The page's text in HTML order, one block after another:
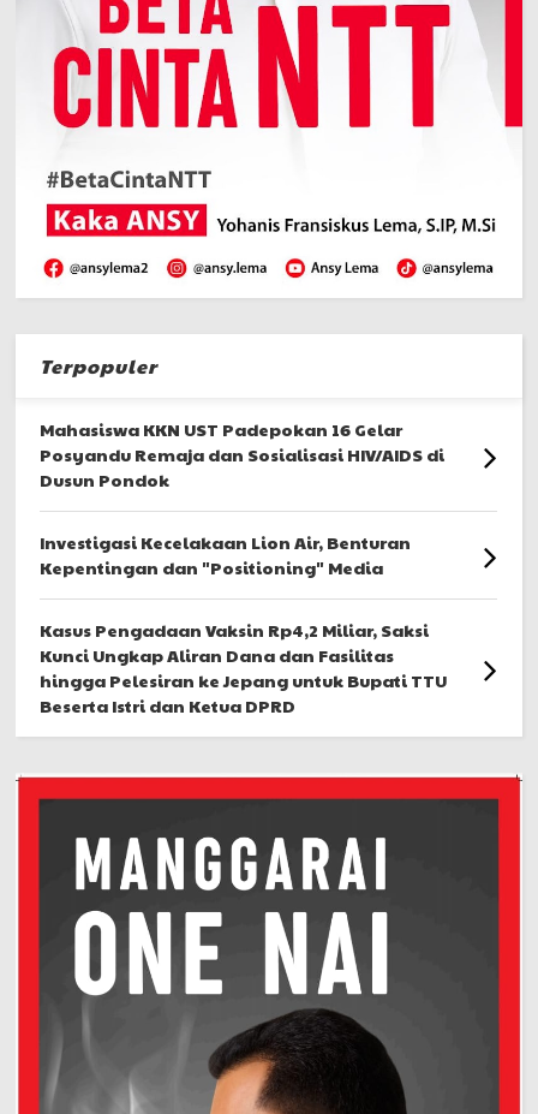
Terpopuler
Mahasiswa KKN UST Padepokan 16 Gelar
Posyandu Remaja dan Sosialisasi HIV/AIDS di
Dusun Pondok
Investigasi Kecelakaan Lion Air, Benturan
Kepentingan dan "Positioning" Media
Kasus Pengadaan Vaksin Rp4,2 Miliar, Saksi
Kunci Ungkap Aliran Dana dan Fasilitas
hingga Pelesiran ke Jepang untuk Bupati TTU
Beserta Istri dan Ketua DPRD